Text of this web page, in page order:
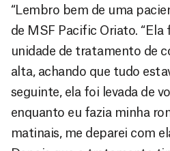
“Lembro bem de uma
de MSF Pacific Oriato. “Ela
unidade de tratamento de
alta, achando que tudo
seguinte, ela foi levada de
enquanto eu fazia minha
matinais, me deparei com